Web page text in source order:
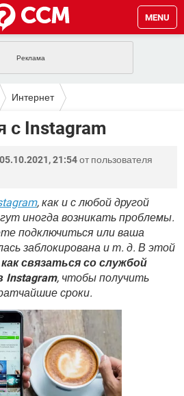
MENU
FACEBOOK
WINDOWS 10
TELEGRAM
INSTAGRAM
ИГРЫ
GOOGLE
ВКОНТАКТЕ
INSTAGRAM
ИГРЫ
ВКОНТАКТЕ
GOOGLE
TELEGRAM
ИГРЫ
GOOGLE
Интернет
с Instagram
05.10.2021, 21:54от пользователя
, как и с любой другой
иногда возникать проблемы.
подключиться или ваша
заблокирована и т. д. В этой
как связаться со службой
Instagram, чтобы получить
сроки.